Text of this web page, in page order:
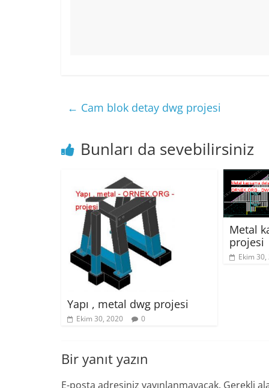
← Cam blok detay dwg projesi
Bunları da sevebilirsiniz
Yapı , metal dwg projesi
Ekim 30, 2020 0
Metal
projesi
Ekim
Bir yanıt yazın
E-posta adresiniz yayınlanmayacak. Gerekli